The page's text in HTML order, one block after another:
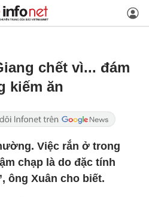
chết vì... đám
kiếm ăn
Việc rắn ở trong
chạp là do đặc tính
ông Xuân cho biết.